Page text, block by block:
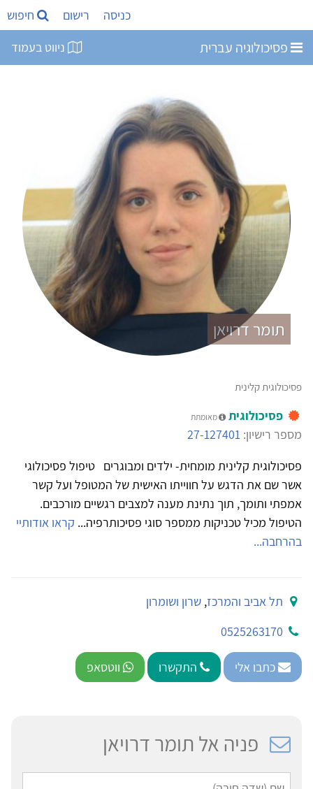
כניסה רישום חיפוש
פסיכולוגיה עברית ניווט בעמוד
תומר דרויאן
פסיכולוגית קלינית
פסיכולוגית מאומתת
מספר רישיון: 27-127401
פסיכולוגית קלינית מומחית- ילדים ומבוגרים טיפול פסיכולוגי
אשר שם את הדגש על חווייתו האישית של המטופל ועל קשר
אמפתי ותומך, תוך נתינת מענה למצבים רגשיים מורכבים.
הטיפול מכיל טכניקות ממספר סוגי פסיכותרפיה... קראו אודותיי
בהרחבה...
תל אביב והמרכז,שרון ושומרון
0525263170
כתבו אלי התקשרו ווטסאפ
פניה אל תומר דרויאן